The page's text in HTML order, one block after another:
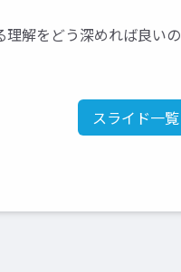
解をどう深めれば良いの
スライド一覧